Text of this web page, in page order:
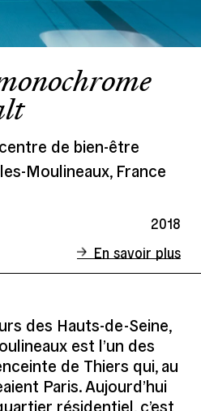
de bien-être
Moulineaux, France
2018
En savoir plus
Historique, Issy-les-Moulineaux,
des Hauts-de-Seine,
est l’un des
de Thiers qui, au
Paris. Aujourd’hui
résidentiel, c’est